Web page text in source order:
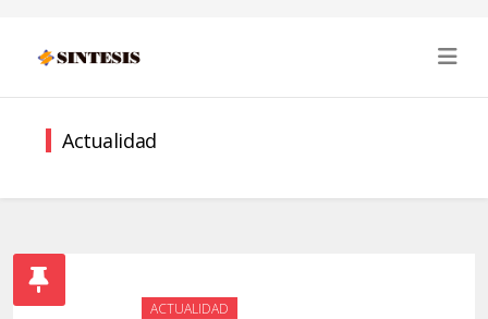
Actualidad
ACTUALIDAD